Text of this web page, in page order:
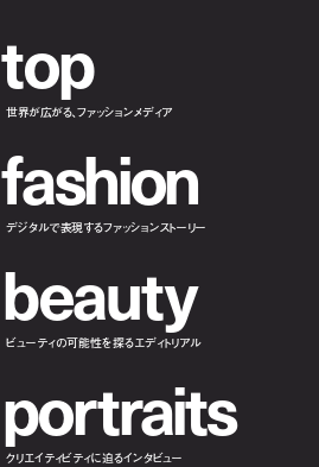
top
世界が広がる、ファッションメディア
fashion
デジタルで表現するファッションストーリー
beauty
ビューティの可能性を探るエディトリアル
portraits
クリエイティビティに迫るインタビュー